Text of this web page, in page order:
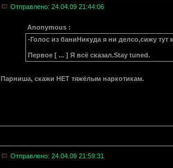
Отправлено: 24.04.09 21:44:06
Anonymous :
-Голос из баниНикуда я ни делсо,сижу
Первое [ ... ] Я всё сказал.Stay tuned.
Парниша, скажи НЕТ тяжёлым наркотикам.
Отправлено: 24.04.09 21:59:31